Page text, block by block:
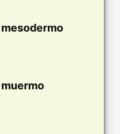
mesodermo
muermo